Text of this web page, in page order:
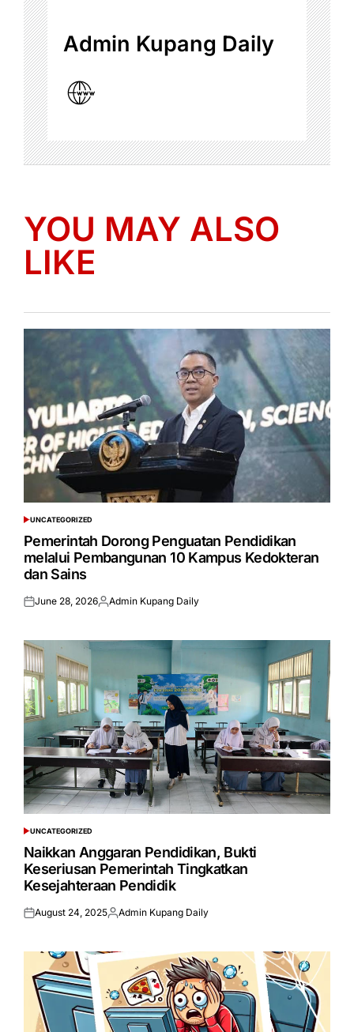
Admin Kupang Daily
YOU MAY ALSO
LIKE
POSTED
IN
UNCATEGORIZED
Pemerintah Dorong Penguatan Pendidikan
melalui Pembangunan 10 Kampus Kedokteran
dan Sains
Posted
June 28, 2026Posted
Admin Kupang Daily
POSTED
IN
UNCATEGORIZED
Naikkan Anggaran Pendidikan, Bukti
Keseriusan Pemerintah Tingkatkan
Kesejahteraan Pendidik
Posted
August 24, 2025Posted
Admin Kupang Daily